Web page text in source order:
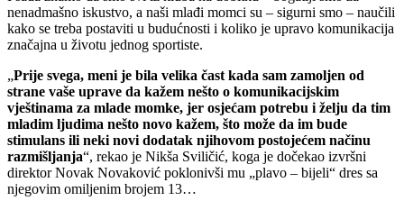
nenadmašno iskustvo, a naši mlađi momci su – sigurni smo – naučili
kako se treba postaviti u budućnosti i koliko je upravo komunikacija
značajna u životu jednog sportiste.
„Prije svega, meni je bila velika čast kada sam zamoljen od
strane vaše uprave da kažem nešto o komunikacijskim
vještinama za mlade momke, jer osjećam potrebu i želju da tim
mladim ljudima nešto novo kažem, što može da im bude
stimulans ili neki novi dodatak njihovom postojećem načinu
razmišljanja“, rekao je Nikša Sviličić, koga je dočekao izvršni
direktor Novak Novaković poklonivši mu „plavo – bijeli“ dres sa
njegovim omiljenim brojem 13…